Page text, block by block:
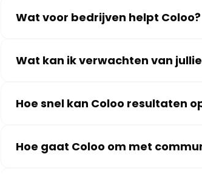
Wat voor bedrijven helpt Coloo?
Wat kan ik verwachten van
Hoe snel kan Coloo resultaten
Hoe gaat Coloo om met